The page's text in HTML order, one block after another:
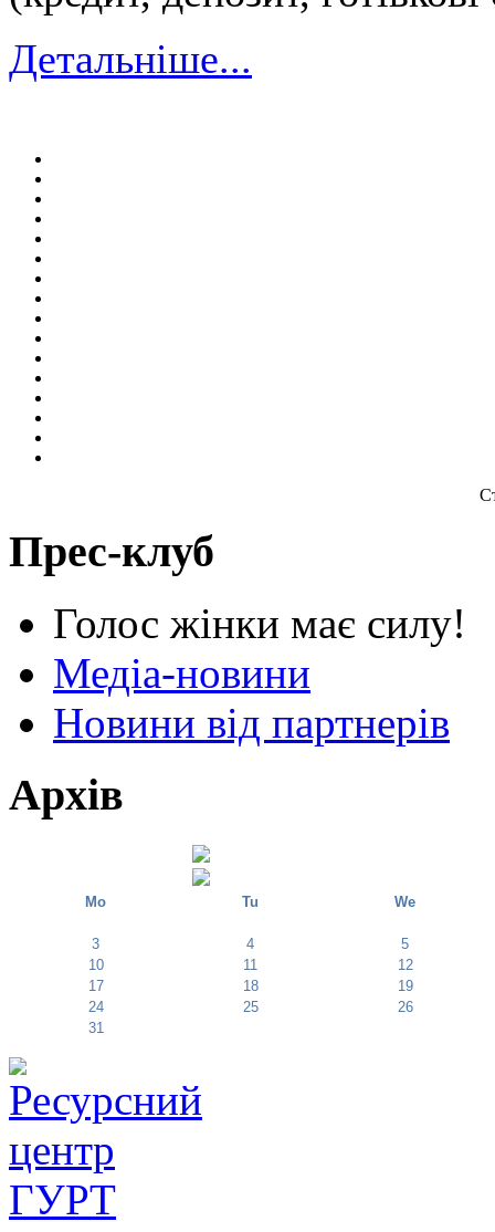
Детальніше...
Прес-клуб
Голос жінки має силу!
Медіа-новини
Новини від партнерів
Архів
Mo Tu We
3 4
5
10
11
12
17
18
19
24
25
26
31